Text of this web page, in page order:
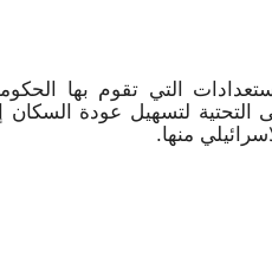
التي تقوم بها
التحتية لتسهيل عودة السكان
منها.